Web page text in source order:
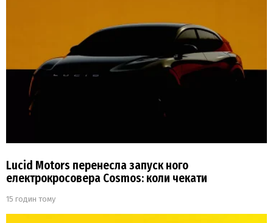
Lucid Motors перенесла запуск ного
електрокросовера Cosmos: коли чекати
15 годин тому